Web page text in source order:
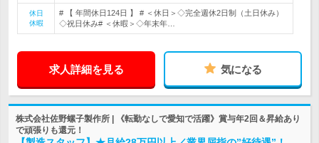
休日
休暇
# 【 年間休日124日 】 # ＜休日＞◇完全週休2日制（土日休み）
◇祝日休み# ＜休暇＞◇年末年…
求人詳細を見る 気になる
株式会社佐野螺子製作所 | 《転勤なしで愛知で活躍》賞与年2回＆昇給あり
で頑張りも還元！